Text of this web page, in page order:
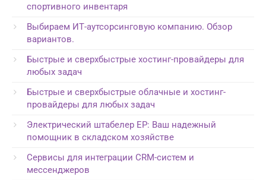
спортивного инвентаря
Выбираем ИТ-аутсорсинговую компанию. Обзор
вариантов.
Быстрые и сверхбыстрые хостинг-провайдеры для
любых задач
Быстрые и сверхбыстрые облачные и хостинг-
провайдеры для любых задач
Электрический штабелер EP: Ваш надежный
помощник в складском хозяйстве
Сервисы для интеграции CRM-систем и
мессенджеров